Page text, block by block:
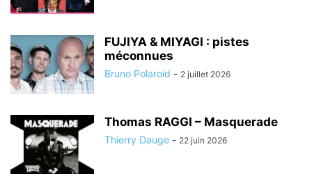
FUJIYA & MIYAGI : pistes
méconnues
Bruno Polaroid - 2 juillet 2026
Thomas RAGGI – Masquerade
Thierry Dauge - 22 juin 2026